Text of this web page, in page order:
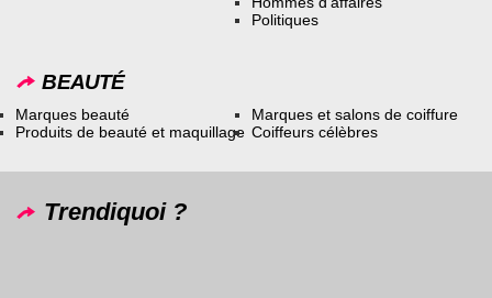
Politiques
BEAUTÉ
Marques beauté
Produits de beauté et maquillage
Marques et salons de coiffure
Coiffeurs célèbres
Trendiquoi ?